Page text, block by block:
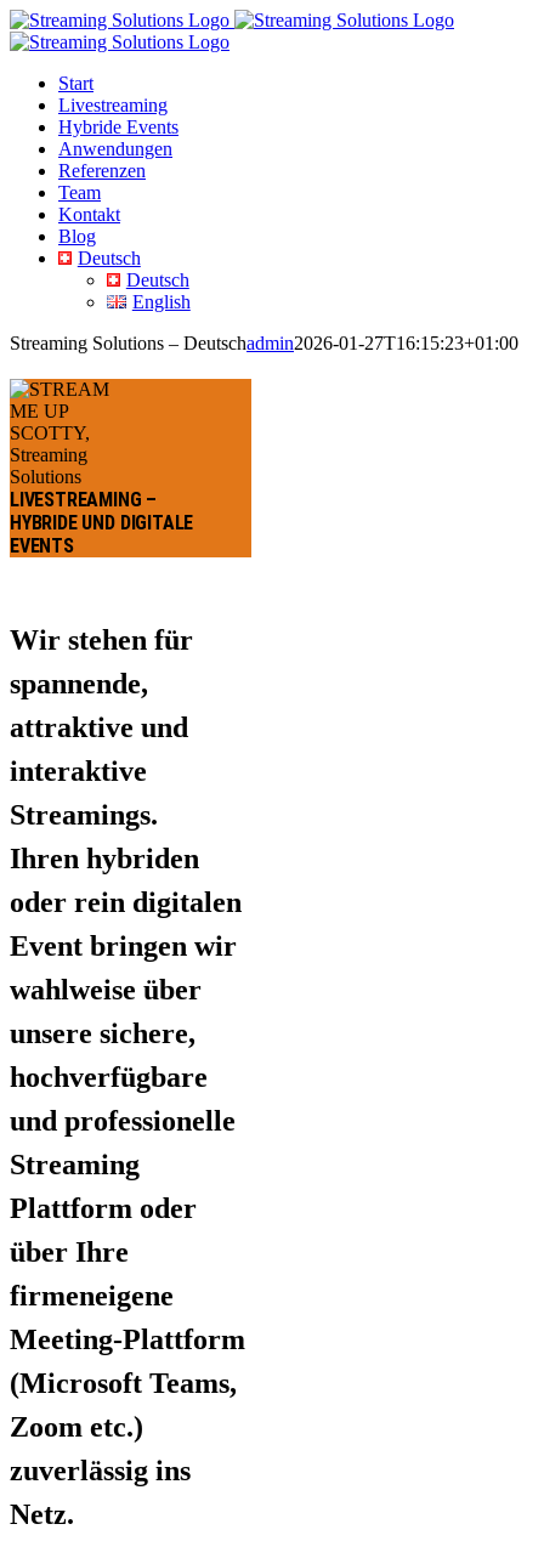
Skip
to
Start
Livestreaming
Hybride Events
Anwendungen
Referenzen
Team
Kontakt
Blog
Deutsch
Deutsch
English
Streaming Solutions – Deutschadmin2026-01-27T16:15:23+01:00
LIVESTREAMING –
HYBRIDE UND DIGITALE
EVENTS
Wir stehen für
spannende,
attraktive und
interaktive
Streamings.
Ihren hybriden
oder rein digitalen
Event bringen wir
wahlweise über
unsere sichere,
hochverfügbare
und professionelle
Streaming
Plattform oder
über Ihre
firmeneigene
Meeting-Plattform
(Microsoft Teams,
Zoom etc.)
zuverlässig ins
Netz.